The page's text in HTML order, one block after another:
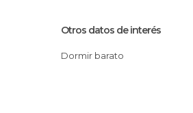
Otros datos de interés
Dormir barato